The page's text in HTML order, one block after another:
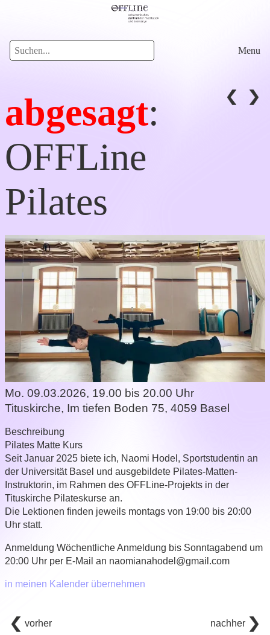
Menu
abgesagt:
OFFLine
Pilates
Mo. 09.03.2026, 19.00 bis 20.00 Uhr
Tituskirche, Im tiefen Boden 75, 4059 Basel
Beschreibung
Pilates Matte Kurs
Seit Januar 2025 biete ich, Naomi Hodel, Sportstudentin an
der Universität Basel und ausgebildete Pilates-Matten-
Instruktorin, im Rahmen des OFFLine-Projekts in der
Tituskirche Pilateskurse an.
Die Lektionen finden jeweils montags von 19:00 bis 20:00
Uhr statt.
Anmeldung Wöchentliche Anmeldung bis Sonntagabend um
20:00 Uhr per E-Mail an naomianahodel@gmail.com
in meinen Kalender übernehmen
vorher nachher